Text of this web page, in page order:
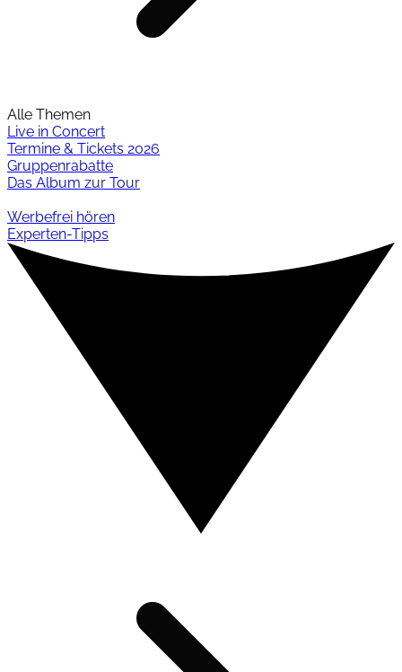
Alle Themen
Live in Concert
Termine & Tickets 2026
Gruppenrabatte
Das Album zur Tour
Werbefrei hören
Experten-Tipps